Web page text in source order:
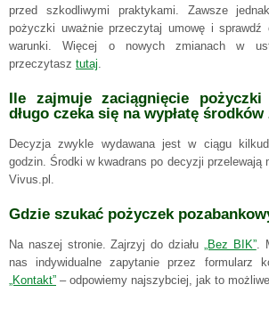
przed szkodliwymi praktykami. Zawsze
pożyczki uważnie przeczytaj umowę i sprawdź
warunki. Więcej o nowych zmianach w
przeczytasz tutaj.
Ile zajmuje zaciągnięcie
długo czeka się na wypłatę
Decyzja zwykle wydawana jest w ciągu
godzin. Środki w kwadrans po decyzji przelewają
Vivus.pl.
Gdzie szukać pożyczek
Na naszej stronie. Zajrzyj do działu „Bez BIK”.
nas indywidualne zapytanie przez formularz
„Kontakt” – odpowiemy najszybciej, jak to